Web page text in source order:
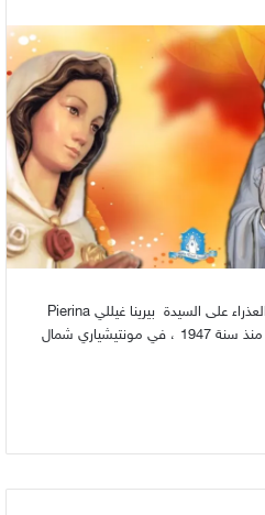
ظهرت سيدتنا مريم العذراء على السيدة بيرينا غيللي Pierina
Gilli وأعطتها رسائل منذ سنة 1947 ، في مونتيشياري شمال